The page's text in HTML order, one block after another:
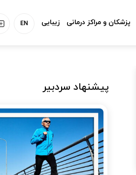
EN پزشکان و مراکز درمانی زیبایی
پیشنهاد سردبیر